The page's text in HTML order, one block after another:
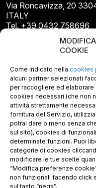
COOKIE
Come indicato nella cookies
alcuni partner selezionati
per raccogliere ed
cookies necessari (che non
attività strettamente
fornitura del Servizio,
potrai dare o meno senza
sul sito), cookies di
determinate funzioni. Puoi
categorie di cookies
modificare le tue scelte
“Modifica preferenze
non funzionali facendo click
sul tasto “nega”.
Via Roncavizza, 20
ITALY
Tel. +39 0432 758696
E-mail: info@gecopan.it
E-mail PEC:
P.I. E C.F. 02487660306
N. REA UD 264834
Capitale sociale €